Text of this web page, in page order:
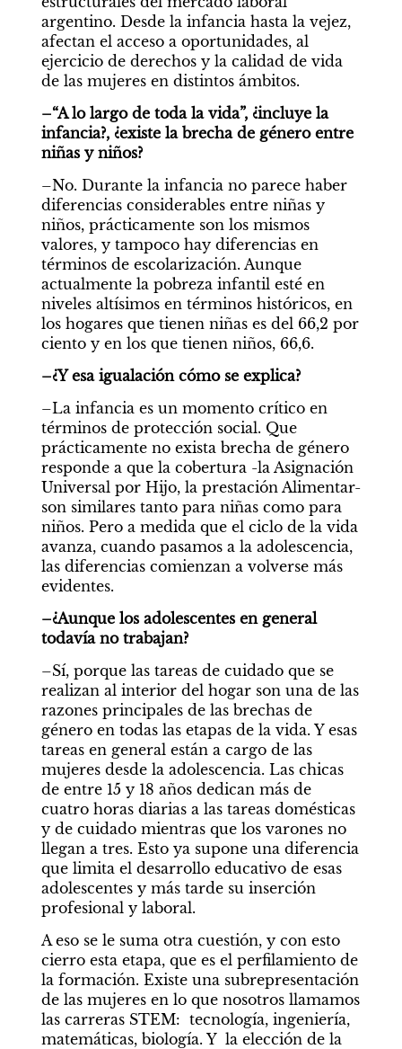
argentino. Desde la infancia hasta la vejez,
afectan el acceso a oportunidades, al
ejercicio de derechos y la calidad de vida
de las mujeres en distintos ámbitos.
–“A lo largo de toda la vida”, ¿incluye la
infancia?, ¿existe la brecha de género entre
niñas y niños?
–No. Durante la infancia no parece haber
diferencias considerables entre niñas y
niños, prácticamente son los mismos
valores, y tampoco hay diferencias en
términos de escolarización. Aunque
actualmente la pobreza infantil esté en
niveles altísimos en términos históricos, en
los hogares que tienen niñas es del 66,2 por
ciento y en los que tienen niños, 66,6.
–¿Y esa igualación cómo se explica?
–La infancia es un momento crítico en
términos de protección social. Que
prácticamente no exista brecha de género
responde a que la cobertura -la Asignación
Universal por Hijo, la prestación Alimentar-
son similares tanto para niñas como para
niños. Pero a medida que el ciclo de la vida
avanza, cuando pasamos a la adolescencia,
las diferencias comienzan a volverse más
evidentes.
–¿Aunque los adolescentes en general
todavía no trabajan?
–Sí, porque las tareas de cuidado que se
realizan al interior del hogar son una de las
razones principales de las brechas de
género en todas las etapas de la vida. Y esas
tareas en general están a cargo de las
mujeres desde la adolescencia. Las chicas
de entre 15 y 18 años dedican más de
cuatro horas diarias a las tareas domésticas
y de cuidado mientras que los varones no
llegan a tres. Esto ya supone una diferencia
que limita el desarrollo educativo de esas
adolescentes y más tarde su inserción
profesional y laboral.
A eso se le suma otra cuestión, y con esto
cierro esta etapa, que es el perfilamiento de
la formación. Existe una subrepresentación
de las mujeres en lo que nosotros llamamos
las carreras STEM:  tecnología, ingeniería,
matemáticas, biología. Y  la elección de la